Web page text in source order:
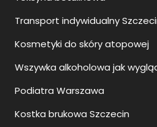
Transport indywidualny
Kosmetyki do skóry atopowej
Wszywka alkoholowa jak
Podiatra Warszawa
Kostka brukowa Szczecin